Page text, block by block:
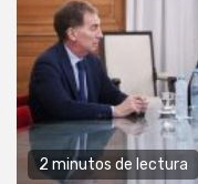
2 minutos de lectura